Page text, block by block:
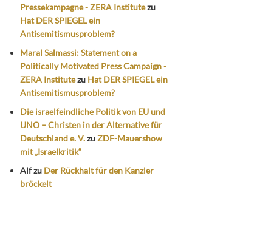
Pressekampagne - ZERA Institutezu
Hat DER SPIEGEL ein
Antisemitismusproblem?
Maral Salmassi: Statement on a
Politically Motivated Press Campaign -
ZERA Institutezu Hat DER SPIEGEL ein
Antisemitismusproblem?
Die israelfeindliche Politik von EU und
UNO – Christen in der Alternative für
Deutschland e. V.zuZDF-Mauershow
mit „Israelkritik“
Alfzu Der Rückhalt für den Kanzler
bröckelt